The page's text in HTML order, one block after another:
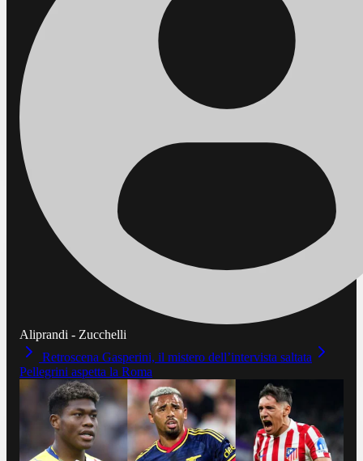
Aliprandi - Zucchelli
Retroscena Gasperini, il mistero dell’intervista saltata
Pellegrini aspetta la Roma